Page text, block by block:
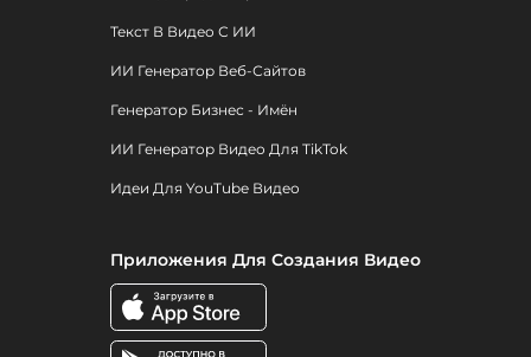
Текст В Видео С ИИ
ИИ Генератор Веб-Сайтов
Генератор Бизнес - Имён
ИИ Генератор Видео Для TikTok
Идеи Для YouTube Видео
Приложения Для Создания Видео